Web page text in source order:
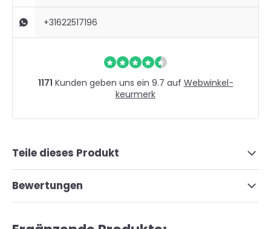
+31622517196
1171 Kunden geben uns ein 9.7 auf Webwinkel-
keurmerk
Teile dieses Produkt
Bewertungen